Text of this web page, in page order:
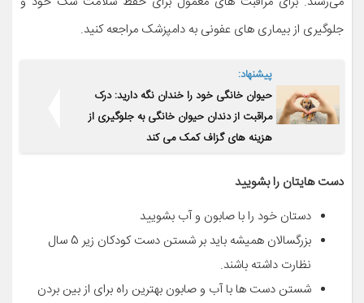
جلوگیری از بیماری های عفونی به دامپزشک مراجعه کنید.
پیشنهاد:
حیوان خانگی خود را خندان نگه دارید: درک
مراقبت از دندان حیوان خانگی به جلوگیری از
هزینه های گزاف کمک می کند
دست هایتان را بشویید
دستان خود را با صابون و آب بشویید
بزرگسالان همیشه باید بر شستن دست کودکان زیر 5 سال
نظارت داشته باشند.
شستن دست ها با آب و صابون بهترین راه برای از بین بردن